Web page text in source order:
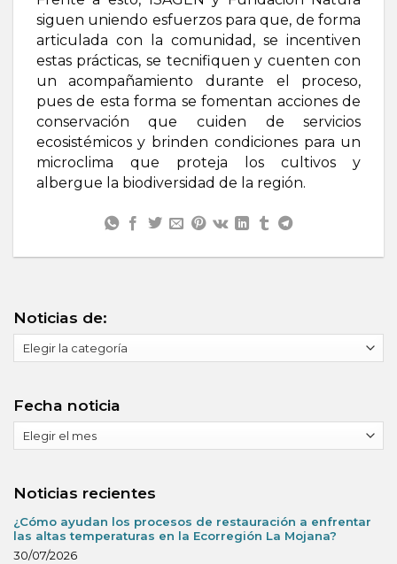
siguen uniendo esfuerzos para que, de forma
articulada con la comunidad, se incentiven
estas prácticas, se tecnifiquen y cuenten con
un acompañamiento durante el proceso,
pues de esta forma se fomentan acciones de
conservación que cuiden de servicios
ecosistémicos y brinden condiciones para un
microclima que proteja los cultivos y
albergue la biodiversidad de la región.
Noticias de:
Noticias
de:
Fecha noticia
noticia
Noticias recientes
¿Cómo ayudan los procesos de restauración a enfrentar
las altas temperaturas en la Ecorregión La Mojana?
30/07/2026